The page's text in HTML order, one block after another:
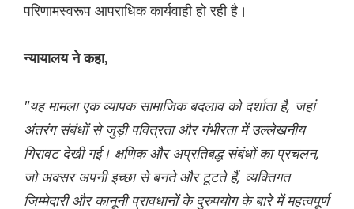
परिणामस्वरूप आपराधिक कार्यवाही हो रही है।
न्यायालय ने कहा,
"यह मामला एक व्यापक सामाजिक बदलाव को दर्शाता है, जहां
अंतरंग संबंधों से जुड़ी पवित्रता और गंभीरता में उल्लेखनीय
गिरावट देखी गई। क्षणिक और अप्रतिबद्ध संबंधों का प्रचलन,
जो अक्सर अपनी इच्छा से बनते और टूटते हैं, व्यक्तिगत
जिम्मेदारी और कानूनी प्रावधानों के दुरुपयोग के बारे में महत्वपूर्ण